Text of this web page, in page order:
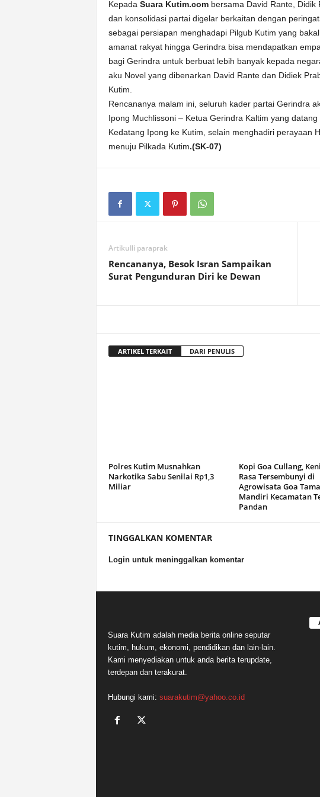
Kepada Suara Kutim.com bersama David Rante, Didik
dan konsolidasi partai digelar berkaitan dengan
sebagai persiapan menghadapi Pilgub Kutim yang
amanat rakyat hingga Gerindra bisa mendapatkan
bagi Gerindra untuk berbuat lebih banyak kepada
aku Novel yang dibenarkan David Rante dan Didiek
Kutim.
Rencananya malam ini, seluruh kader partai Gerindra
Ipong Muchlissoni – Ketua Gerindra Kaltim yang
Kedatang Ipong ke Kutim, selain menghadiri perayaan
menuju Pilkada Kutim.(SK-07)
Artikulli paraprak
Rencananya, Besok Isran Sampaikan
Surat Pengunduran Diri ke Dewan
ARTIKEL TERKAIT DARI PENULIS
Polres Kutim Musnahkan
Narkotika Sabu Senilai Rp1,3
Miliar
Kopi Goa Cullang,
Rasa Tersembunyi di
Agrowisata Goa
Mandiri Kecamatan
Pandan
TINGGALKAN KOMENTAR
Login untuk meninggalkan komentar
Suara Kutim adalah media berita online seputar
kutim, hukum, ekonomi, pendidikan dan lain-lain.
Kami menyediakan untuk anda berita terupdate,
terdepan dan terakurat.
Hubungi kami: suarakutim@yahoo.co.id